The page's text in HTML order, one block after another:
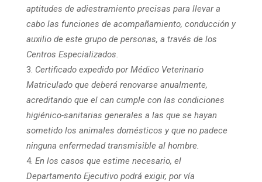
aptitudes de adiestramiento precisas para llevar a
cabo las funciones de acompañamiento, conducción y
auxilio de este grupo de personas, a través de los
Centros Especializados.
Certificado expedido por Médico Veterinario
Matriculado que deberá renovarse anualmente,
acreditando que el can cumple con las condiciones
higiénico-sanitarias generales a las que se hayan
sometido los animales domésticos y que no padece
ninguna enfermedad transmisible al hombre.
En los casos que estime necesario, el
Departamento Ejecutivo podrá exigir, por vía